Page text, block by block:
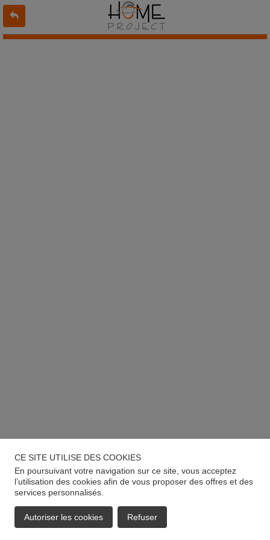
L'offre 6786135 n'existe pas ou n'est plus en ligne
CE SITE UTILISE DES COOKIES
En poursuivant votre navigation sur ce site, vous acceptez
l’utilisation des cookies afin de vous proposer des offres et des
services personnalisés.
Autoriser les cookies Refuser